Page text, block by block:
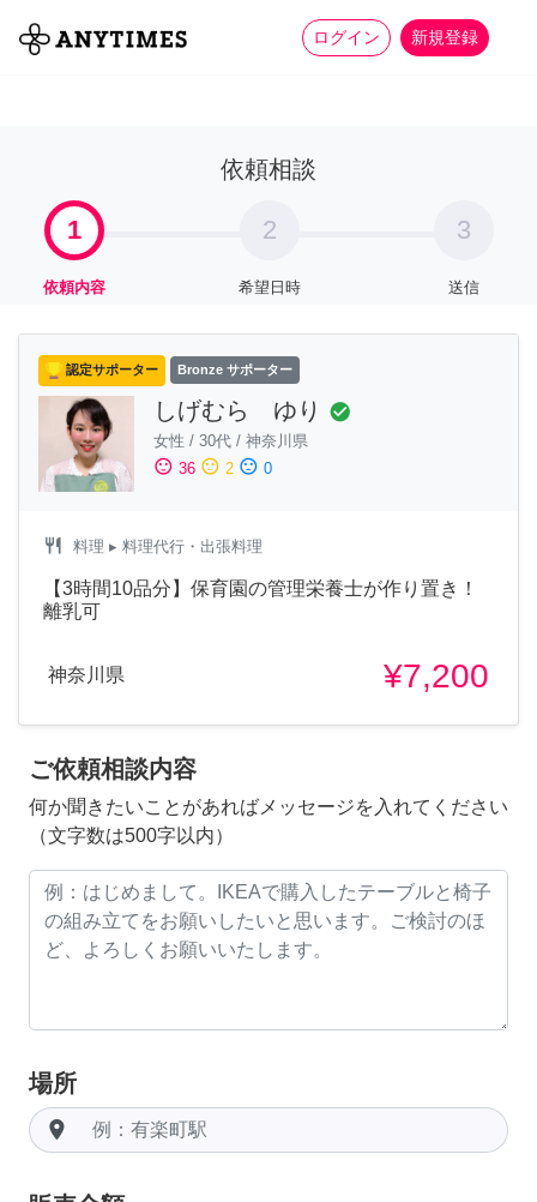
ログイン 新規登録
全て 家事 more_horiz
依頼相談
1
依頼内容
2
希望日時
3
送信
認定サポーター Bronze サポーター
しげむら ゆり check_circle
女性 / 30代 / 神奈川県
sentiment_satisfied 36 sentiment_neutral 2 sentiment_dissatisfied 0
restaurant 料理 ▸ 料理代行・出張料理
【3時間10品分】保育園の管理栄養士が作り置き！
離乳可
神奈川県 ¥7,200
ご依頼相談内容
何か聞きたいことがあればメッセージを入れてください
（文字数は500字以内）
場所
room